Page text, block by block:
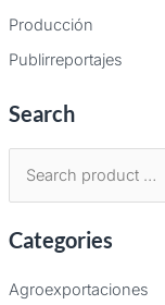
Producción
Publirreportajes
Search
s
Categories
Agroexportaciones